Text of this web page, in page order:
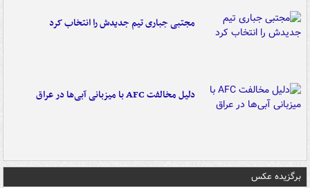
مجتبی جباری تیم جدیدش را انتخاب کرد
دلیل مخالفت AFC با میزبانی آبی‌ها در عراق
برگزیده عکس